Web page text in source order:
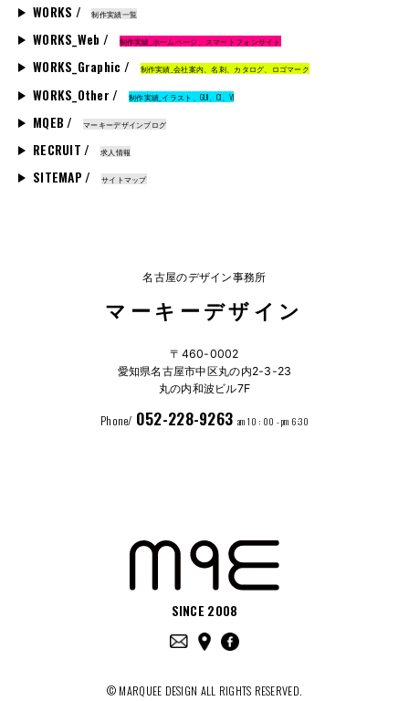
WORKS / 制作実績一覧
WORKS_Web / 制作実績_ホームページ、スマートフォンサイト
WORKS_Graphic / 制作実績_会社案内、名刺、カタログ、ロゴマーク
WORKS_Other / 制作実績_イラスト、GUI、CI、VI
MQEB / マーキーデザインブログ
RECRUIT / 求人情報
SITEMAP / サイトマップ
名古屋のデザイン事務所
マーキーデザイン
〒460-0002
愛知県名古屋市中区丸の内2-3-23
丸の内和波ビル7F
Phone/ 052-228-9263 am 10 : 00 - pm 6:30
SINCE 2008
© MARQUEE DESIGN ALL RIGHTS RESERVED.